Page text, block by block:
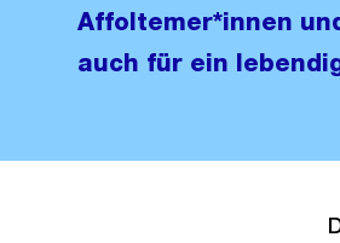
Affoltemer*innen
auch für ein